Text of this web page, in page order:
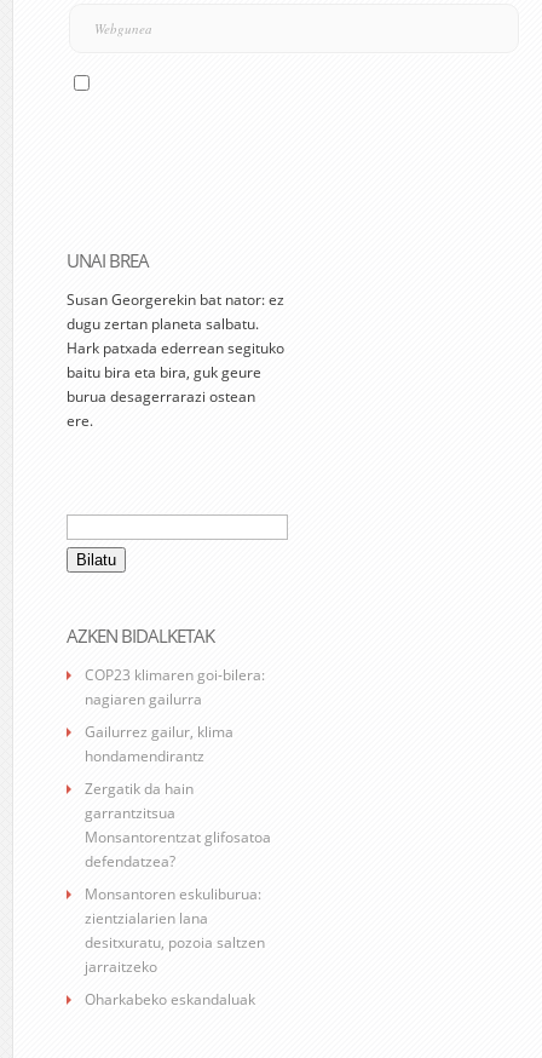
UNAI BREA
Susan Georgerekin bat nator: ez
dugu zertan planeta salbatu.
Hark patxada ederrean segituko
baitu bira eta bira, guk geure
burua desagerrarazi ostean
ere.
Bilatu:
AZKEN BIDALKETAK
COP23 klimaren goi-bilera:
nagiaren gailurra
Gailurrez gailur, klima
hondamendirantz
Zergatik da hain
garrantzitsua
Monsantorentzat glifosatoa
defendatzea?
Monsantoren eskuliburua:
zientzialarien lana
desitxuratu, pozoia saltzen
jarraitzeko
Oharkabeko eskandaluak